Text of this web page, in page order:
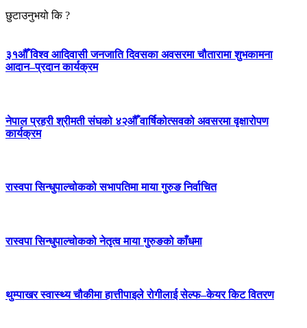
छुटाउनुभयो कि ?
३१औँ विश्व आदिवासी जनजाति दिवसका अवसरमा चौतारामा शुभकामना
आदान–प्रदान कार्यक्रम
नेपाल प्रहरी श्रीमती संघको ४२औँ वार्षिकोत्सवको अवसरमा वृक्षारोपण
कार्यक्रम
रास्वपा सिन्धुपाल्चोकको सभापतिमा माया गुरुङ निर्वाचित
रास्वपा सिन्धुपाल्चोकको नेतृत्व माया गुरुङको काँधमा
थुम्पाखर स्वास्थ्य चौकीमा हात्तीपाइले रोगीलाई सेल्फ–केयर किट वितरण